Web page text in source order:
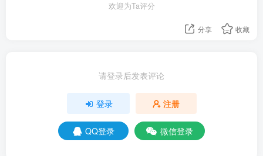
欢迎为Ta评分
分享 收藏
请登录后发表评论
登录 注册
QQ登录 微信登录